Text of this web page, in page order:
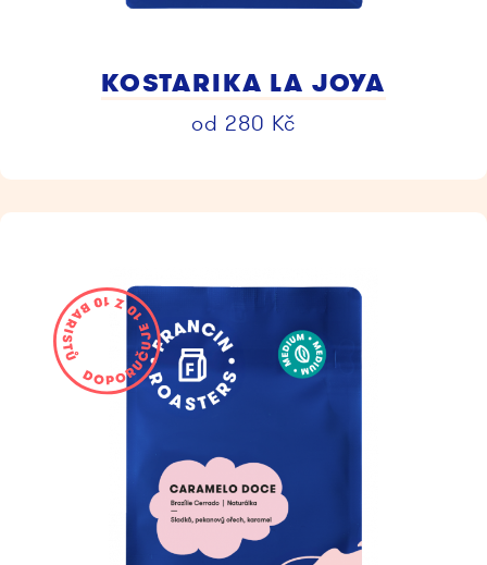
KOSTARIKA LA JOYA
od 280 Kč